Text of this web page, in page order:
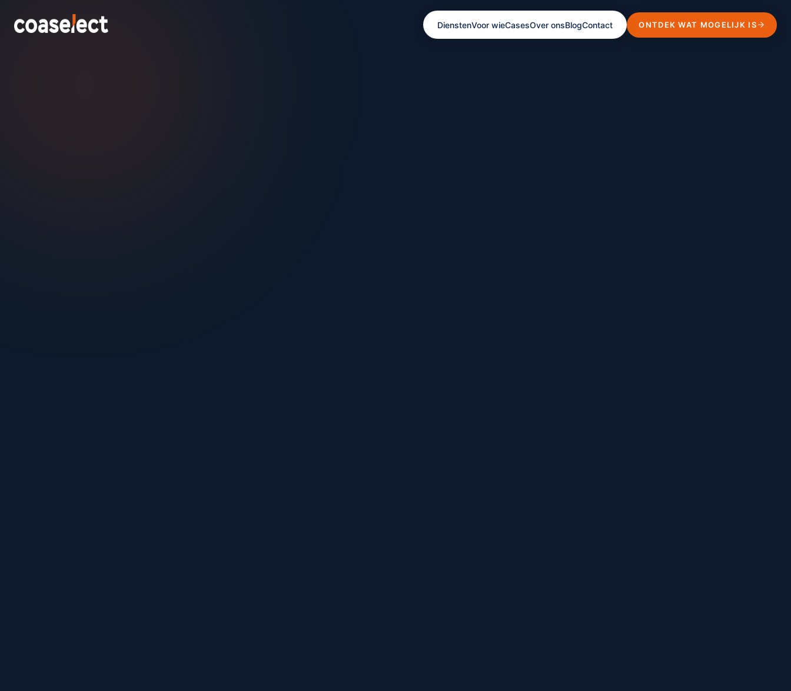
DienstenVoor wieCasesOver onsBlogContact ONTDEK WAT MOGELIJK IS